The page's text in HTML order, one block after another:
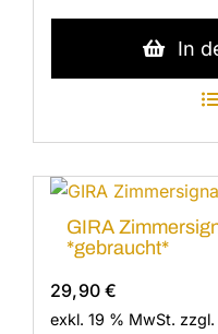
In
GIRA
*gebraucht*
29,90€
exkl. 19 % MwSt. zzgl.